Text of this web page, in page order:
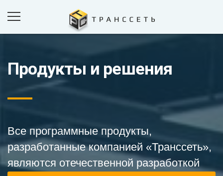
ПРОДУКТЫ И РЕШЕНИЯ
КОМПАНИЯ
КОНТАКТЫ
ОБРАТНАЯ СВЯЗЬ
Продукты и решения
Все программные продукты,
разработанные компанией «Транссеть»,
являются отечественной разработкой